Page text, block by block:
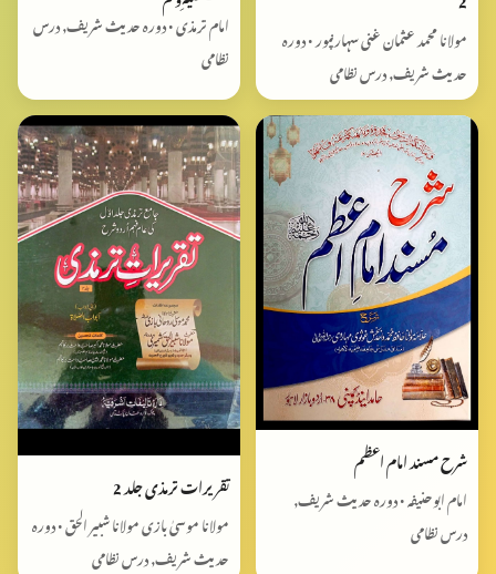
مولانا محمد عثمان غنی سہارنپور • دورہ
حدیث شریف, درس نظامی
امام ترمذی • دورہ حدیث شریف, درس
نظامی
شرح مسند امام اعظم
امام ابوحنیفہ • دورہ حدیث شریف,
درس نظامی
تقریرات ترمذی جلد 2
مولانا موسیٰ بازی مولانا شبیر الحق • دورہ
حدیث شریف, درس نظامی